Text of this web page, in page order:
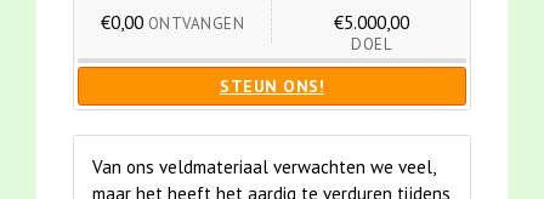
€0,00 ONTVANGEN €5.000,00
DOEL
STEUN ONS!
Van ons veldmateriaal verwachten we veel,
maar het heeft het aardig te verduren tijdens